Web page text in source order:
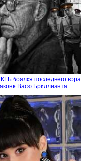
боялся последнего вора
Васю Бриллианта